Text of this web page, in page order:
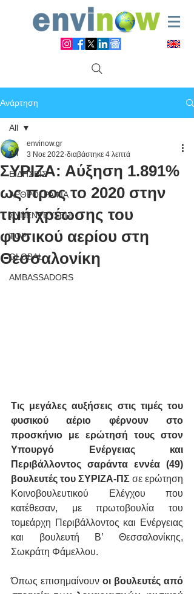
Ανάρτηση
All
ΕΙΔΗΣΕΙΣ
ΑΡΘΡΟΓΡΑΦΙΑ
ΣΥΝΕΝΤΕΥΞΕΙΣ
TOP
GLOBAL
AMBASSADORS
All
ΣΥΡΙΖΑ: Αύξηση 1.891%
ως προς το 2020 στην
τιμή χρέωσης του
φυσικού αερίου στη
Θεσσαλονίκη
envinow.gr
3 Νοε 2022 διαβάστηκε 4 λεπτά
Τις μεγάλες αυξήσεις στις τιμές του
φυσικού αέριο φέρνουν στο
προσκήνιο με ερώτησή τους στον
Υπουργό Ενέργειας και
Περιβάλλοντος σαράντα εννέα (49)
βουλευτές του ΣΥΡΙΖΑ-ΠΣ σε ερώτηση
Κοινοβουλευτικού Ελέγχου που
κατέθεσαν, με πρωτοβουλία του
τομεάρχη Περιβάλλοντος και Ενέργειας
και βουλευτή Β’ Θεσσαλονίκης,
Σωκράτη Φάμελλου.
Όπως επισημαίνουν οι βουλευτές από